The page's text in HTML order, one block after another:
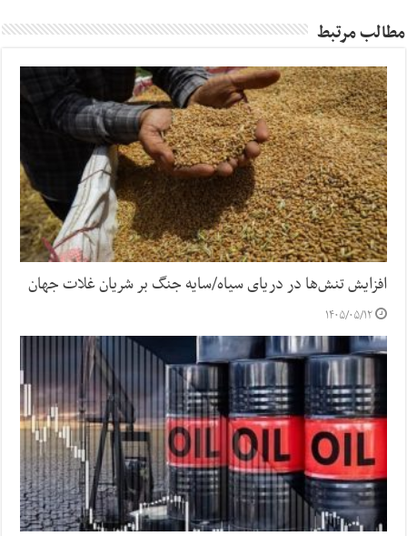
مطالب مرتبط
افزایش تنش‌ها در دریای سیاه/سایه جنگ بر شریان غلات جهان
۱۴۰۵/۰۵/۱۲